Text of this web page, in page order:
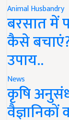
Animal Husbandry
बरसात में
कैसे
उपाय..
News
कृषि